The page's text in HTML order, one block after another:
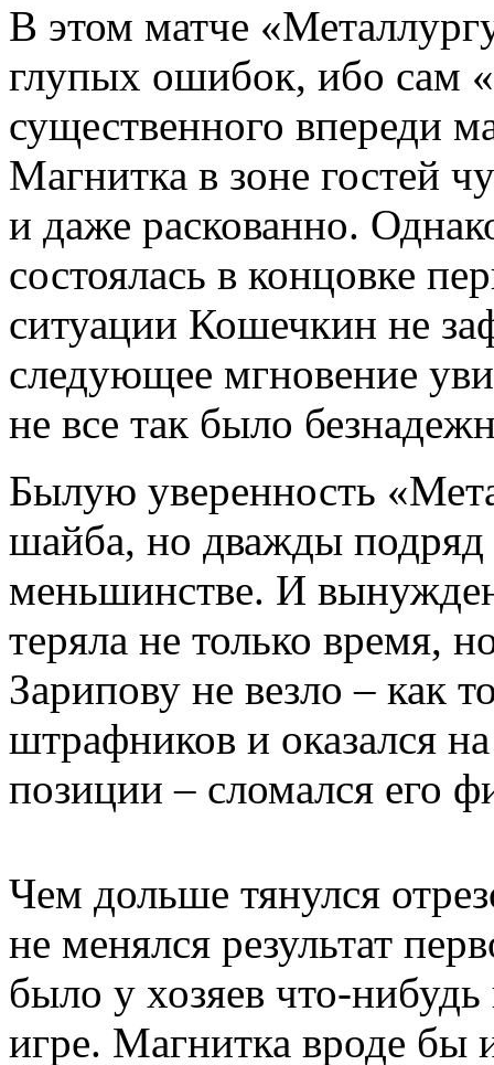
В этом матче
глупых ошибок, ибо сам
существенного впереди
Магнитка в зоне гостей
и даже раскованно.
состоялась в концовке
ситуации Кошечкин не
следующее мгновение
не все так было
Былую уверенность
шайба, но дважды подряд
меньшинстве. И
теряла не только время,
Зарипову не везло – как
штрафников и оказался
позиции – сломался его
Чем дольше тянулся
не менялся результат
было у хозяев что-
игре. Магнитка вроде бы